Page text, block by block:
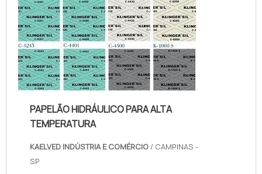
da kaelved obterá excelente custo-
benefício com assessoria técnica
especializada.UM POUCO MAIS
SOBRE JUNTAS DE TEFLON
TEMPERA...
PAPELÃO HIDRÁULICO PARA ALTA
TEMPERATURA
KAELVED INDÚSTRIA E COMÉRCIO / CAMPINAS -
SP